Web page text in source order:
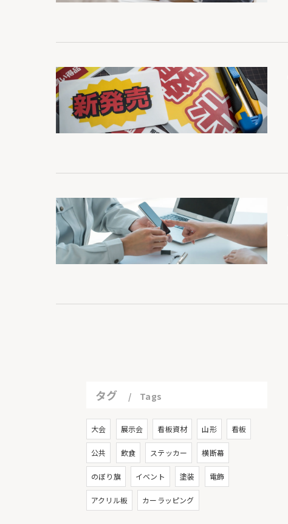
タグ Tags
大会 展示会 看板資材 山形 看板
公共 飲食 ステッカー 横断幕
のぼり旗 イベント 塗装 電飾
アクリル板 カーラッピング